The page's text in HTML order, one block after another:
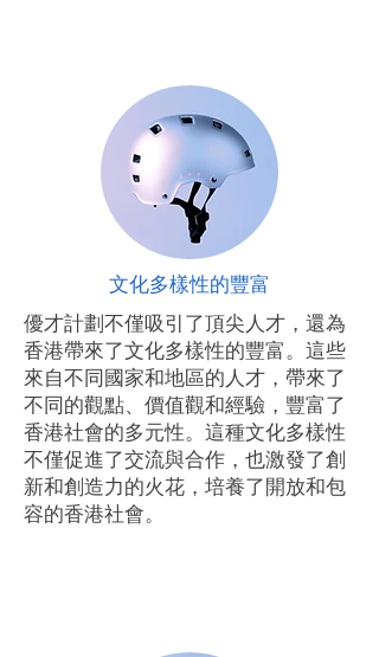
文化多樣性的豐富
優才計劃不僅吸引了頂尖人才，還為
香港帶來了文化多樣性的豐富。這些
來自不同國家和地區的人才，帶來了
不同的觀點、價值觀和經驗，豐富了
香港社會的多元性。這種文化多樣性
不僅促進了交流與合作，也激發了創
新和創造力的火花，培養了開放和包
容的香港社會。